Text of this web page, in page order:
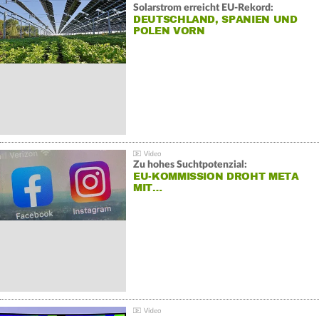
Solarstrom erreicht EU-Rekord:
DEUTSCHLAND, SPANIEN UND
POLEN VORN
Zu hohes Suchtpotenzial:
EU-KOMMISSION DROHT META
MIT…